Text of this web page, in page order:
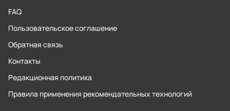
FAQ
Пользовательское соглашение
Обратная связь
Контакты
Редакционная политика
Правила применения рекомендательных технологий